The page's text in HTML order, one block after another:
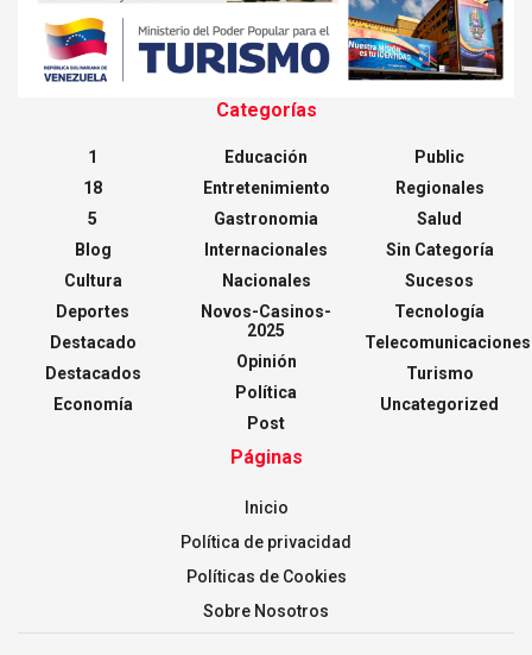
Categorías
1
18
5
Blog
Cultura
Deportes
Destacado
Destacados
Economía
Educación
Entretenimiento
Gastronomia
Internacionales
Nacionales
Novos-Casinos-
2025
Opinión
Política
Post
Public
Regionales
Salud
Sin Categoría
Sucesos
Tecnología
Telecomunicaciones
Turismo
Uncategorized
Páginas
Inicio
Política de privacidad
Políticas de Cookies
Sobre Nosotros